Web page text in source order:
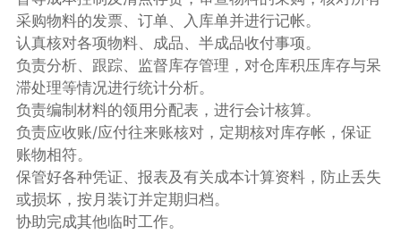
采购物料的发票、订单、入库单并进行记帐。
认真核对各项物料、成品、半成品收付事项。
负责分析、跟踪、监督库存管理，对仓库积压库存与呆
滞处理等情况进行统计分析。
负责编制材料的领用分配表，进行会计核算。
负责应收账/应付往来账核对，定期核对库存帐，保证
账物相符。
保管好各种凭证、报表及有关成本计算资料，防止丢失
或损坏，按月装订并定期归档。
协助完成其他临时工作。